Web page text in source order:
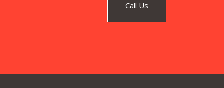
Call Us